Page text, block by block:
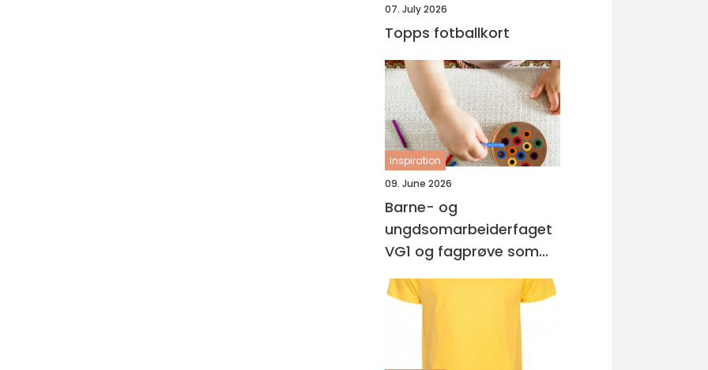
07. July 2026
Topps fotballkort
inspiration
09. June 2026
Barne- og
ungdsomarbeiderfaget
VG1 og fagprøve som
barne- og
ungdomsarbeider –